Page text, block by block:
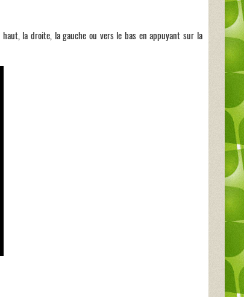
la droite, la gauche ou vers le bas en appuyant sur la